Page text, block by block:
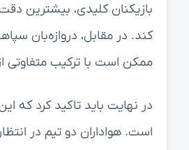
بازیکنان کلیدی، بیشترین
کند. در مقابل، دروازه‌بان
ممکن است با ترکیب متفاوتی
در نهایت باید تاکید کرد که
است. هواداران دو تیم در